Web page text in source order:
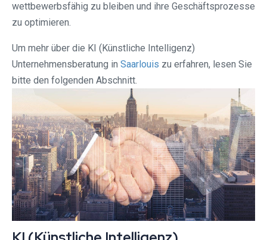
wettbewerbsfähig zu bleiben und ihre Geschäftsprozesse
zu optimieren.
Um mehr über die KI (Künstliche Intelligenz)
Unternehmensberatung in Saarlouis zu erfahren, lesen Sie
bitte den folgenden Abschnitt.